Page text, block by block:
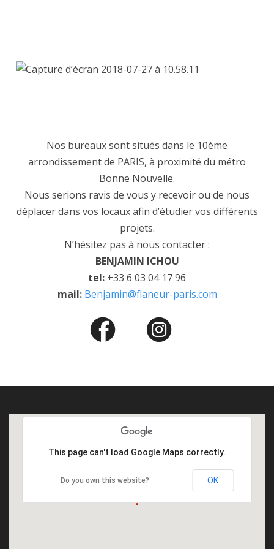
Nos bureaux sont situés dans le 10ème
arrondissement de PARIS, à proximité du métro
Bonne Nouvelle.
Nous serions ravis de vous y recevoir ou de nous
déplacer dans vos locaux afin d’étudier vos différents
projets.
N’hésitez pas à nous contacter :
BENJAMIN ICHOU
tel: +33 6 03 04 17 96
mail:Benjamin@flaneur-paris.com
This page can't load Google Maps correctly.
Do you own this website? OK